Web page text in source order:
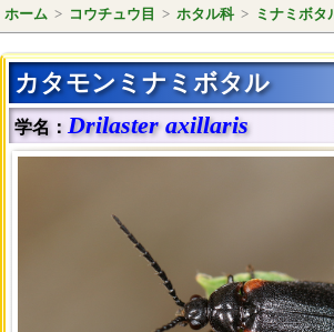
ホーム > コウチュウ目 > ホタル科 > ミナミボタ
カタモンミナミボタル
学名： Drilaster axillaris